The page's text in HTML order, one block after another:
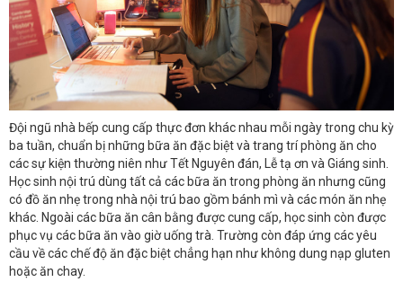
Đội ngũ nhà bếp cung cấp thực đơn khác nhau mỗi ngày trong chu kỳ
ba tuần, chuẩn bị những bữa ăn đặc biệt và trang trí phòng ăn cho
các sự kiện thường niên như Tết Nguyên đán, Lễ tạ ơn và Giáng sinh.
Học sinh nội trú dùng tất cả các bữa ăn trong phòng ăn nhưng cũng
có đồ ăn nhẹ trong nhà nội trú bao gồm bánh mì và các món ăn nhẹ
khác. Ngoài các bữa ăn cân bằng được cung cấp, học sinh còn được
phục vụ các bữa ăn vào giờ uống trà. Trường còn đáp ứng các yêu
cầu về các chế độ ăn đặc biệt chẳng hạn như không dung nạp gluten
hoặc ăn chay.